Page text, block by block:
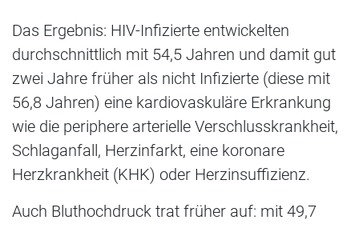
Das Ergebnis: HIV-Infizierte entwickelten
durchschnittlich mit 54,5 Jahren und damit gut
zwei Jahre früher als nicht Infizierte (diese mit
56,8 Jahren) eine kardiovaskuläre Erkrankung
wie die periphere arterielle Verschlusskrankheit,
Schlaganfall, Herzinfarkt, eine koronare
Herzkrankheit (KHK) oder Herzinsuffizienz.
Auch Bluthochdruck trat früher auf: mit 49,7